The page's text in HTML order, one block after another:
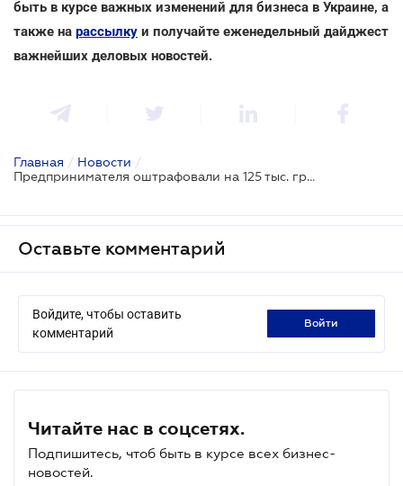
быть в курсе важных изменений для бизнеса в Украине, а
также на рассылку и получайте еженедельный дайджест
важнейших деловых новостей.
Главная / Новости /
Предпринимателя оштрафовали на 125 тыс. грн за неоформленного работника на стажировке
Оставьте комментарий
Войдите, чтобы оставить
комментарий
войти
Читайте нас в соцсетях.
Подпишитесь, чтоб быть в курсе всех бизнес-
новостей.